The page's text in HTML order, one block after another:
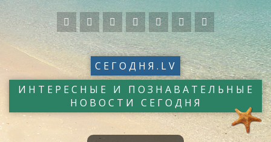
СЕГОДНЯ.LV
ИНТЕРЕСНЫЕ И ПОЗНАВАТЕЛЬНЫЕ
НОВОСТИ СЕГОДНЯ